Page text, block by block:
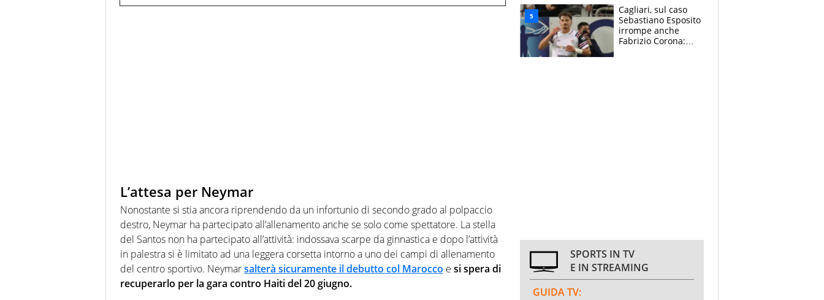
L’attesa per Neymar
Nonostante si stia ancora riprendendo da un infortunio di secondo grado al polpaccio
destro, Neymar ha partecipato all’allenamento anche se solo come spettatore. La stella
del Santos non ha partecipato all’attività: indossava scarpe da ginnastica e dopo l’attività
in palestra si è limitato ad una leggera corsetta intorno a uno dei campi di allenamento
del centro sportivo. Neymarsalterà sicuramente il debutto col Marocco e si spera di
recuperarlo per la gara contro Haiti del 20 giugno.
Cagliari, sul caso
Sebastiano Esposito
irrompe anche
Fabrizio Corona:
SPORTS IN TV
E IN STREAMING
GUIDA TV: